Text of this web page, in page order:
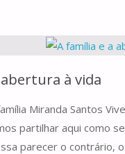
TUA
CASA!"
à vida
Miranda Santos
partilhar aqui como
parecer o contrário,